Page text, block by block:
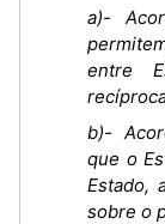
a)-
entre
b)-
que o
Estado,
sobre o